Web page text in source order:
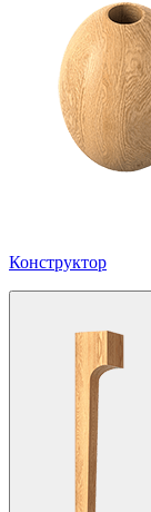
Конструктор